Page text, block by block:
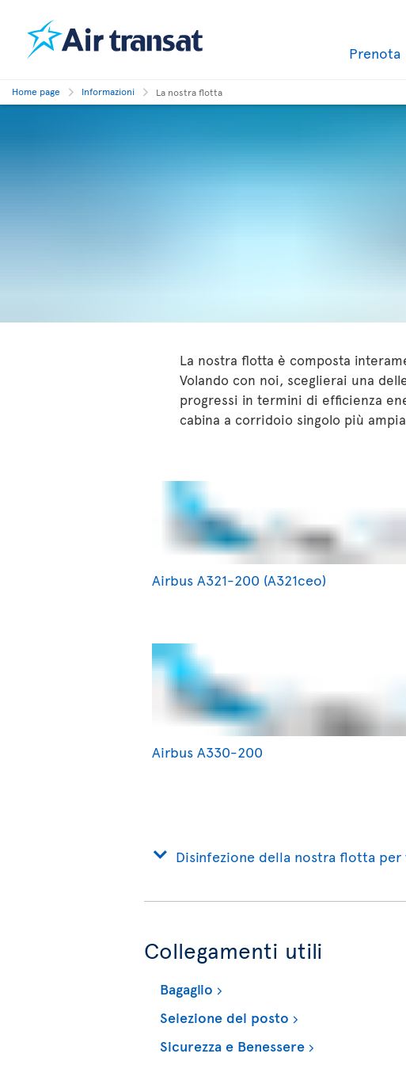
Prenota
Home page Informazioni La nostra flotta
La nostra flotta è composta
Volando con noi, sceglierai una
progressi in termini di efficienza
cabina a corridoio singolo più
Airbus A321-200 (A321ceo)
Airbus A330-200
Disinfezione della nostra flotta
Collegamenti utili
Bagaglio
Selezione del posto
Sicurezza e Benessere